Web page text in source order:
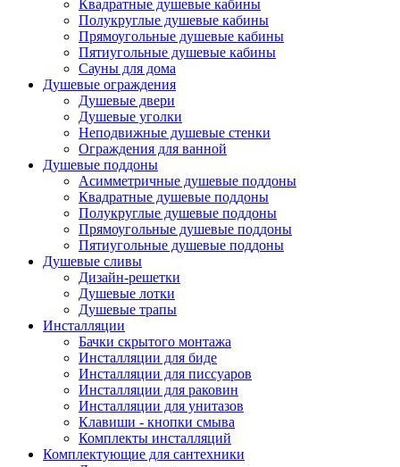
Квадратные душевые кабины
Полукруглые душевые кабины
Прямоугольные душевые кабины
Пятиугольные душевые кабины
Сауны для дома
Душевые ограждения
Душевые двери
Душевые уголки
Неподвижные душевые стенки
Ограждения для ванной
Душевые поддоны
Асимметричные душевые поддоны
Квадратные душевые поддоны
Полукруглые душевые поддоны
Прямоугольные душевые поддоны
Пятиугольные душевые поддоны
Душевые сливы
Дизайн-решетки
Душевые лотки
Душевые трапы
Инсталляции
Бачки скрытого монтажа
Инсталляции для биде
Инсталляции для писсуаров
Инсталляции для раковин
Инсталляции для унитазов
Клавиши - кнопки смыва
Комплекты инсталляций
Комплектующие для сантехники